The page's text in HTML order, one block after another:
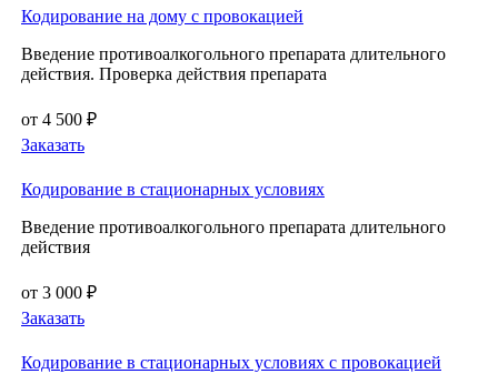
Кодирование на дому с провокацией
Введение противоалкогольного препарата длительного
действия. Проверка действия препарата
от 4 500 ₽
Заказать
Кодирование в стационарных условиях
Введение противоалкогольного препарата длительного
действия
от 3 000 ₽
Заказать
Кодирование в стационарных условиях с провокацией